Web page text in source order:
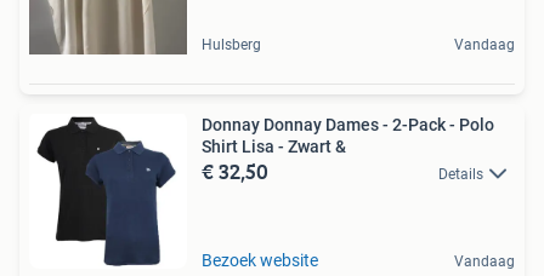
Hulsberg Vandaag
Donnay Donnay Dames - 2-Pack - Polo
Shirt Lisa - Zwart &
€ 32,50 Details
Bezoek website Vandaag